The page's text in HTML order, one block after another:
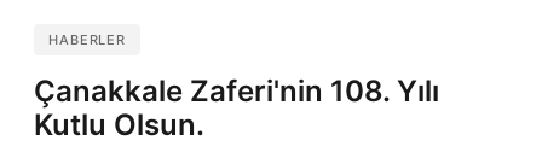
HABERLER
Çanakkale Zaferi'nin 108. Yılı
Kutlu Olsun.